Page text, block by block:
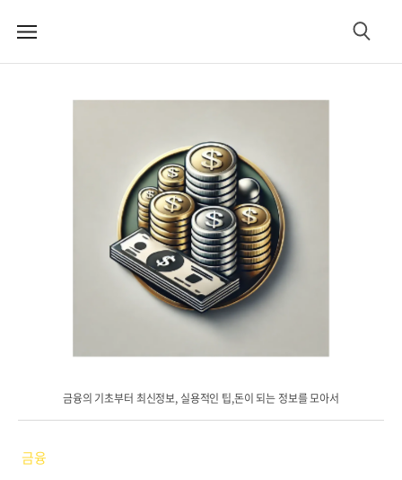
메
검
금융의 기초부터 최신정보, 실용적인 팁,돈이 되는 정보를 모아서
금융